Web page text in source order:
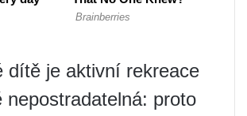
dítě je aktivní rekreace
nepostradatelná: proto